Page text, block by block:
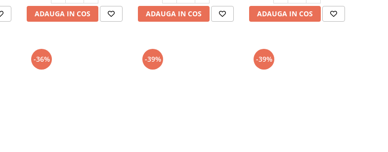
ADAUGA IN COS ADAUGA IN COS ADAUGA IN COS
-36% -39% -39%